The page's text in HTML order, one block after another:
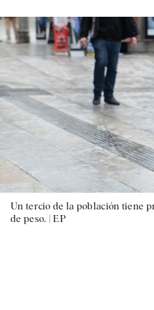
Un tercio de la población tiene
de peso. |EP